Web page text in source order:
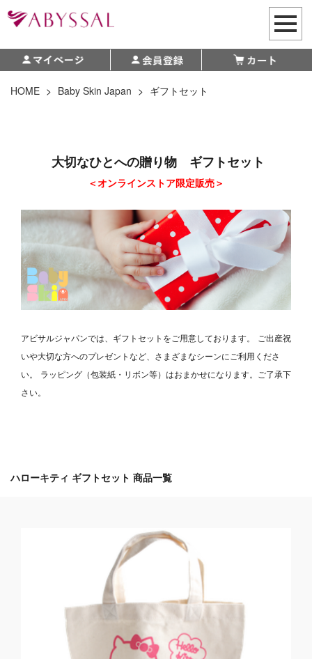
HOME > Baby Skin Japan > ギフトセット
大切なひとへの贈り物 ギフトセット
＜オンラインストア限定販売＞
アビサルジャパンでは、ギフトセットをご用意しております。
ご出産祝
いや大切な方へのプレゼントなど、さまざまなシーンにご利用くださ
い。
ラッピング（包装紙・リボン等）はおまかせになります。ご了承下
さい。
ハローキティ ギフトセット 商品一覧